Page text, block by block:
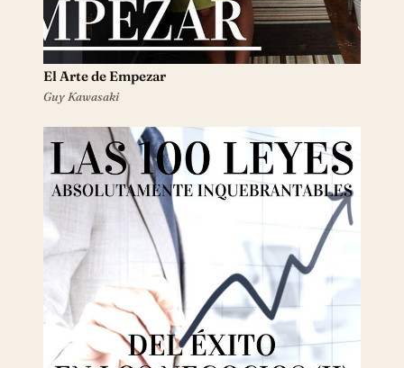
El Arte de Empezar
Guy Kawasaki